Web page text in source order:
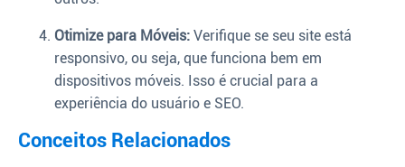
Otimize para Móveis: Verifique se seu site está
responsivo, ou seja, que funciona bem em
dispositivos móveis. Isso é crucial para a
experiência do usuário e SEO.
Conceitos Relacionados